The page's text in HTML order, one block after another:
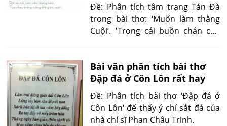
Đề: Phân tích tâm trạng Tản Đà
trong bài thơ: ‘Muốn làm thằng
Cuội’. 'Trong cái buồn chán của
không người bày tỏ...'
Bài văn phân tích bài thơ
Đập đá ở Côn Lôn rất hay
Đề: Phân tích bài thơ ‘Đập đá ở
Côn Lôn‘ để thấy ý chí sắt đá của
nhà chí sĩ Phan Châu Trinh.